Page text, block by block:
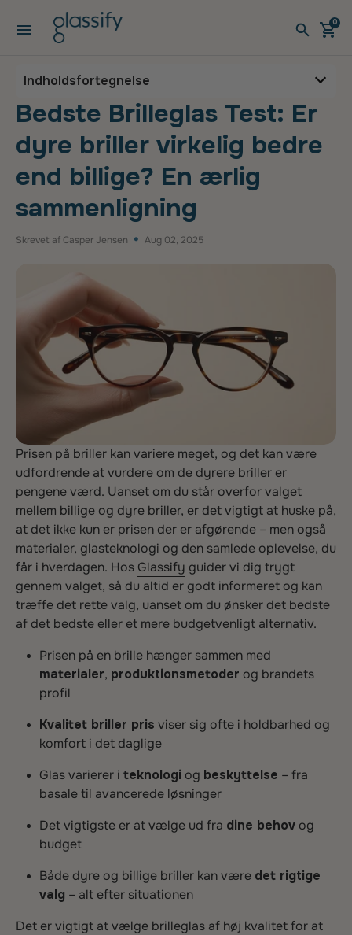
Åbn menuen Åben
0
Bedste Brilleglas Test:
Indholdsfortegnelse
Bedste Brilleglas Test: Er
dyre briller virkelig bedre
end billige? En ærlig
sammenligning
Skrevet af Casper Jensen Aug 02, 2025
Prisen på briller kan variere meget, og det kan være
udfordrende at vurdere om de dyrere briller er
pengene værd. Uanset om du står overfor valget
mellem billige og dyre briller, er det vigtigt at huske på,
at det ikke kun er prisen der er afgørende – men også
materialer, glasteknologi og den samlede oplevelse, du
får i hverdagen. Hos Glassify guider vi dig trygt
gennem valget, så du altid er godt informeret og kan
træffe det rette valg, uanset om du ønsker det bedste
af det bedste eller et mere budgetvenligt alternativ.
Prisen på en brille hænger sammen med
materialer, produktionsmetoder og brandets
profil
Kvalitet briller pris viser sig ofte i holdbarhed og
komfort i det daglige
Glas varierer i teknologi og beskyttelse – fra
basale til avancerede løsninger
Det vigtigste er at vælge ud fra dine behovog
budget
Både dyre og billige briller kan være det rigtige
valg – alt efter situationen
Det er vigtigt at vælge brilleglas af høj kvalitet for at